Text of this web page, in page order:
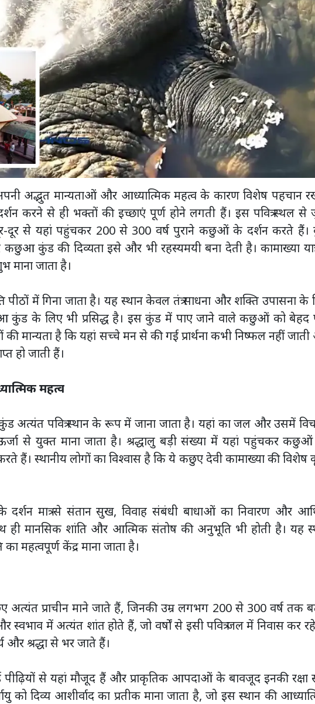
अद्भुत मान्यताओं और आध्यात्मिक महत्व के कारण विशेष पहचान
करने से ही भक्तों की इच्छाएं पूर्ण होने लगती हैं। इस पवित्र स्थल से
दूर से यहां पहुंचकर 200 से 300 वर्ष पुराने कछुओं के दर्शन करते हैं।
कुंड की दिव्यता इसे और भी रहस्यमयी बना देती है। कामाख्या
माना जाता है।
में गिना जाता है। यह स्थान केवल तंत्र साधना और शक्ति उपासना के
के लिए भी प्रसिद्ध है। इस कुंड में पाए जाने वाले कछुओं को बेहद
की मान्यता है कि यहां सच्चे मन से की गई प्रार्थना कभी निष्फल नहीं
हो जाती हैं।
महत्व
अत्यंत पवित्र स्थान के रूप में जाना जाता है। यहां का जल और उसमें
से युक्त माना जाता है। श्रद्धालु बड़ी संख्या में यहां पहुंचकर
हैं। स्थानीय लोगों का विश्वास है कि ये कछुए देवी कामाख्या की विशेष
मात्र से संतान सुख, विवाह संबंधी बाधाओं का निवारण और
ही मानसिक शांति और आत्मिक संतोष की अनुभूति भी होती है। यह
महत्वपूर्ण केंद्र माना जाता है।
प्राचीन माने जाते हैं, जिनकी उम्र लगभग 200 से 300 वर्ष तक
में अत्यंत शांत होते हैं, जो वर्षों से इसी पवित्र जल में निवास कर
श्रद्धा से भर जाते हैं।
से यहां मौजूद हैं और प्राकृतिक आपदाओं के बावजूद इनकी रक्षा
को दिव्य आशीर्वाद का प्रतीक माना जाता है, जो इस स्थान की